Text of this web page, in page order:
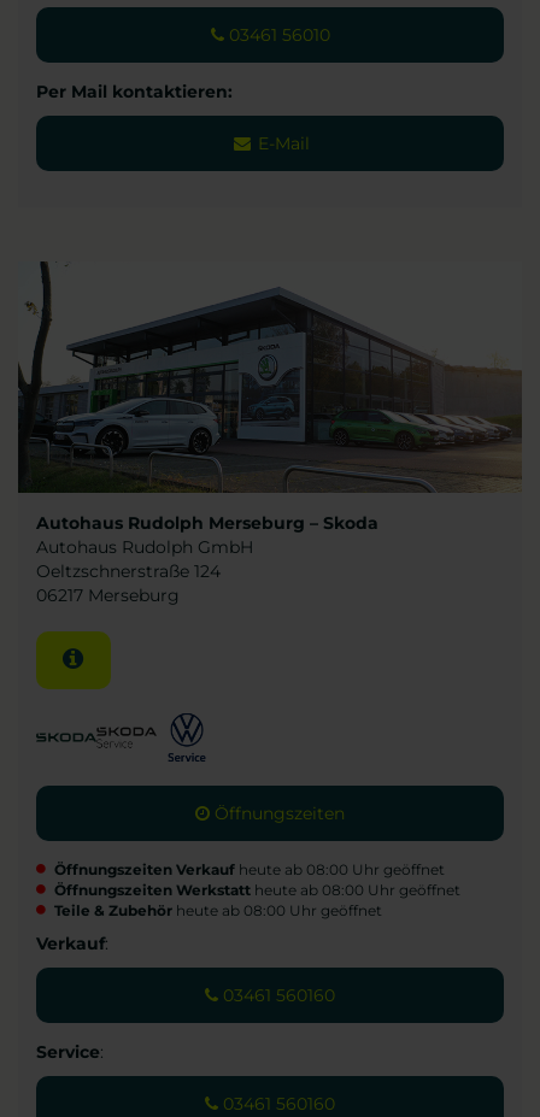
03461 56010
Per Mail kontaktieren:
E-Mail
Autohaus Rudolph Merseburg – Skoda
Autohaus Rudolph GmbH
Oeltzschnerstraße 124
06217 Merseburg
Öffnungszeiten
Öffnungszeiten Verkaufheute ab 08:00 Uhr geöffnet
Öffnungszeiten Werkstattheute ab 08:00 Uhr geöffnet
Teile & Zubehörheute ab 08:00 Uhr geöffnet
Verkauf:
03461 560160
Service:
03461 560160